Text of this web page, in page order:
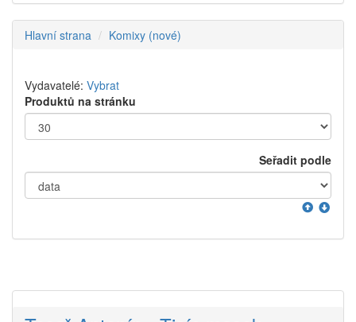
Hlavní strana Komixy (nové)
Vydavatelé: Vybrat
Produktů na stránku
Seřadit podle